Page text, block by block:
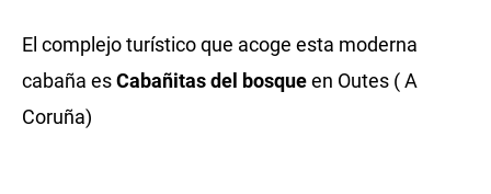
El complejo turístico que acoge esta moderna
cabaña esCabañitas del bosqueen Outes ( A
Coruña)